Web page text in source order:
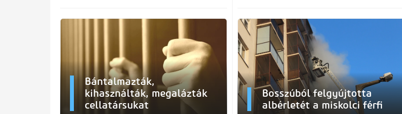
Bántalmazták,
kihasználták, megalázták
cellatársukat
Bosszúból felgyújtotta
albérletét a miskolci férfi